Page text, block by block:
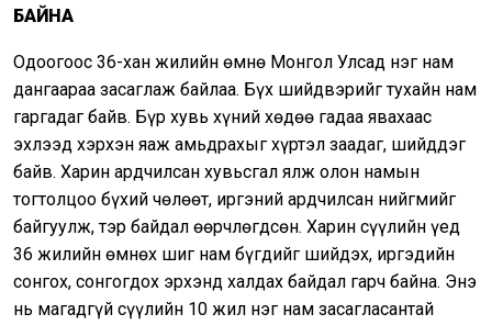
БАЙНА
Одоогоос 36-хан жилийн өмнө Монгол Улсад нэг нам
дангаараа засаглаж байлаа. Бүх шийдвэрийг тухайн нам
гаргадаг байв. Бүр хувь хүний хөдөө гадаа явахаас
эхлээд хэрхэн яаж амьдрахыг хүртэл заадаг, шийддэг
байв. Харин ардчилсан хувьсгал ялж олон намын
тогтолцоо бүхий чөлөөт, иргэний ардчилсан нийгмийг
байгуулж, тэр байдал өөрчлөгдсөн. Харин сүүлийн үед
36 жилийн өмнөх шиг нам бүгдийг шийдэх, иргэдийн
сонгох, сонгогдох эрхэнд халдах байдал гарч байна. Энэ
нь магадгүй сүүлийн 10 жил нэг нам засагласантай